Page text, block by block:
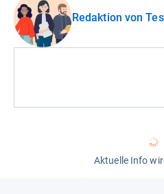
Redaktion von
Aktuelle Info